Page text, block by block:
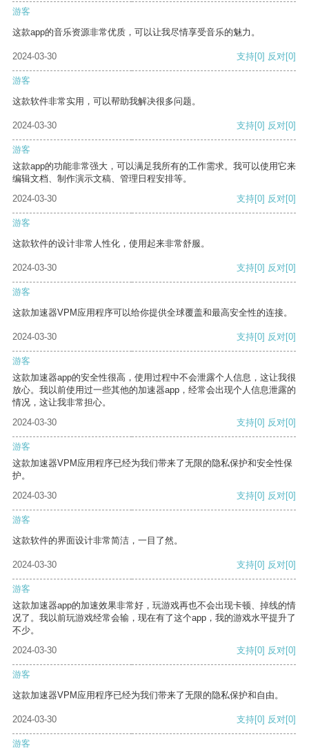
游客
这款app的音乐资源非常优质，可以让我尽情享受音乐的魅力。
2024-03-30 支持[0] 反对[0]
游客
这款软件非常实用，可以帮助我解决很多问题。
2024-03-30 支持[0] 反对[0]
游客
这款app的功能非常强大，可以满足我所有的工作需求。我可以使用它来
编辑文档、制作演示文稿、管理日程安排等。
2024-03-30
支持[0] 反对[0]
游客
这款软件的设计非常人性化，使用起来非常舒服。
2024-03-30 支持[0] 反对[0]
游客
这款加速器VPM应用程序可以给你提供全球覆盖和最高安全性的连接。
2024-03-30 支持[0] 反对[0]
游客
这款加速器app的安全性很高，使用过程中不会泄露个人信息，这让我很
放心。我以前使用过一些其他的加速器app，经常会出现个人信息泄露的
情况，这让我非常担心。
2024-03-30
支持[0] 反对[0]
游客
这款加速器VPM应用程序已经为我们带来了无限的隐私保护和安全性保
护。
2024-03-30
支持[0] 反对[0]
游客
这款软件的界面设计非常简洁，一目了然。
2024-03-30 支持[0] 反对[0]
游客
这款加速器app的加速效果非常好，玩游戏再也不会出现卡顿、掉线的情
况了。我以前玩游戏经常会输，现在有了这个app，我的游戏水平提升了
不少。
2024-03-30
支持[0] 反对[0]
游客
这款加速器VPM应用程序已经为我们带来了无限的隐私保护和自由。
2024-03-30 支持[0] 反对[0]
游客